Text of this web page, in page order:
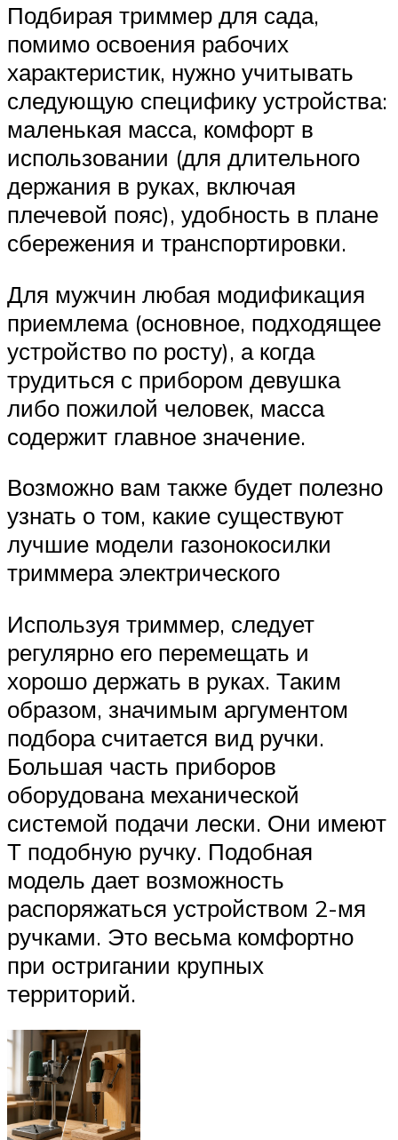
Подбирая триммер для сада,
помимо освоения рабочих
характеристик, нужно учитывать
следующую специфику устройства:
маленькая масса, комфорт в
использовании (для длительного
держания в руках, включая
плечевой пояс), удобность в плане
сбережения и транспортировки.
Для мужчин любая модификация
приемлема (основное, подходящее
устройство по росту), а когда
трудиться с прибором девушка
либо пожилой человек, масса
содержит главное значение.
Возможно вам также будет полезно
узнать о том, какие существуют
лучшие модели газонокосилки
триммера электрического
Используя триммер, следует
регулярно его перемещать и
хорошо держать в руках. Таким
образом, значимым аргументом
подбора считается вид ручки.
Большая часть приборов
оборудована механической
системой подачи лески. Они имеют
Т подобную ручку. Подобная
модель дает возможность
распоряжаться устройством 2-мя
ручками. Это весьма комфортно
при остригании крупных
территорий.